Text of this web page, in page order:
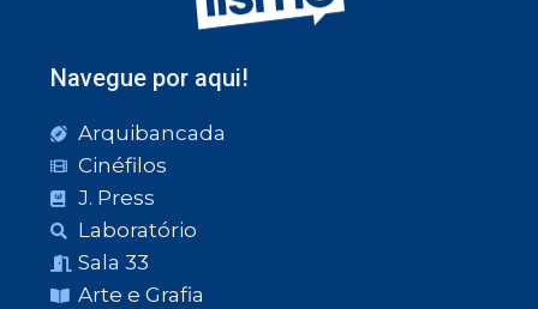
Navegue por aqui!
Arquibancada
Cinéfilos
J. Press
Laboratório
Sala 33
Arte e Grafia